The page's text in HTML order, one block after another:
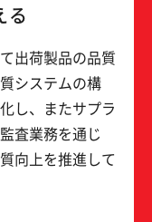
る
出荷製品の品質
システムの構
し、またサプラ
査業務を通じ
向上を推進して